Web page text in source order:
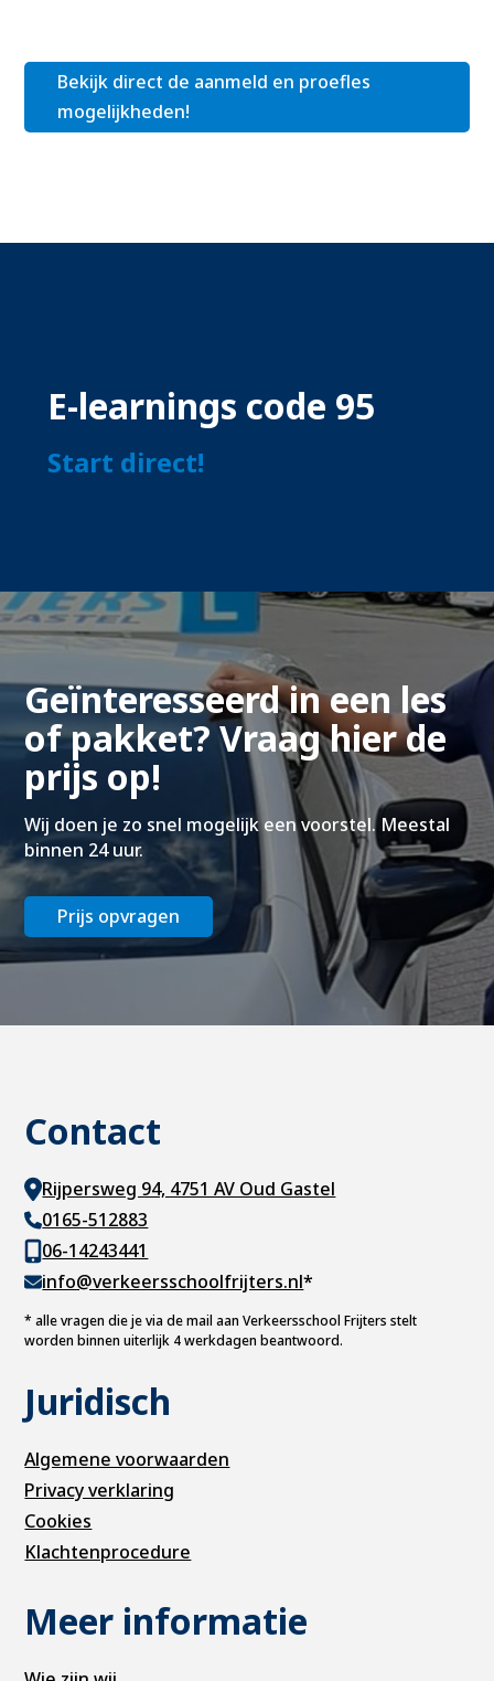
Bekijk direct de aanmeld en proefles
mogelijkheden!
E-learnings code 95
Start direct!
Geïnteresseerd in een les
of pakket? Vraag hier de
prijs op!
Wij doen je zo snel mogelijk een voorstel. Meestal
binnen 24 uur.
Prijs opvragen
Contact
Rijpersweg 94, 4751 AV Oud Gastel
0165-512883
06-14243441
info@verkeersschoolfrijters.nl*
*alle vragen die je via de mail aan Verkeersschool Frijters stelt
worden binnen uiterlijk 4 werkdagen beantwoord.
Juridisch
Algemene voorwaarden
Privacy verklaring
Cookies
Klachtenprocedure
Meer informatie